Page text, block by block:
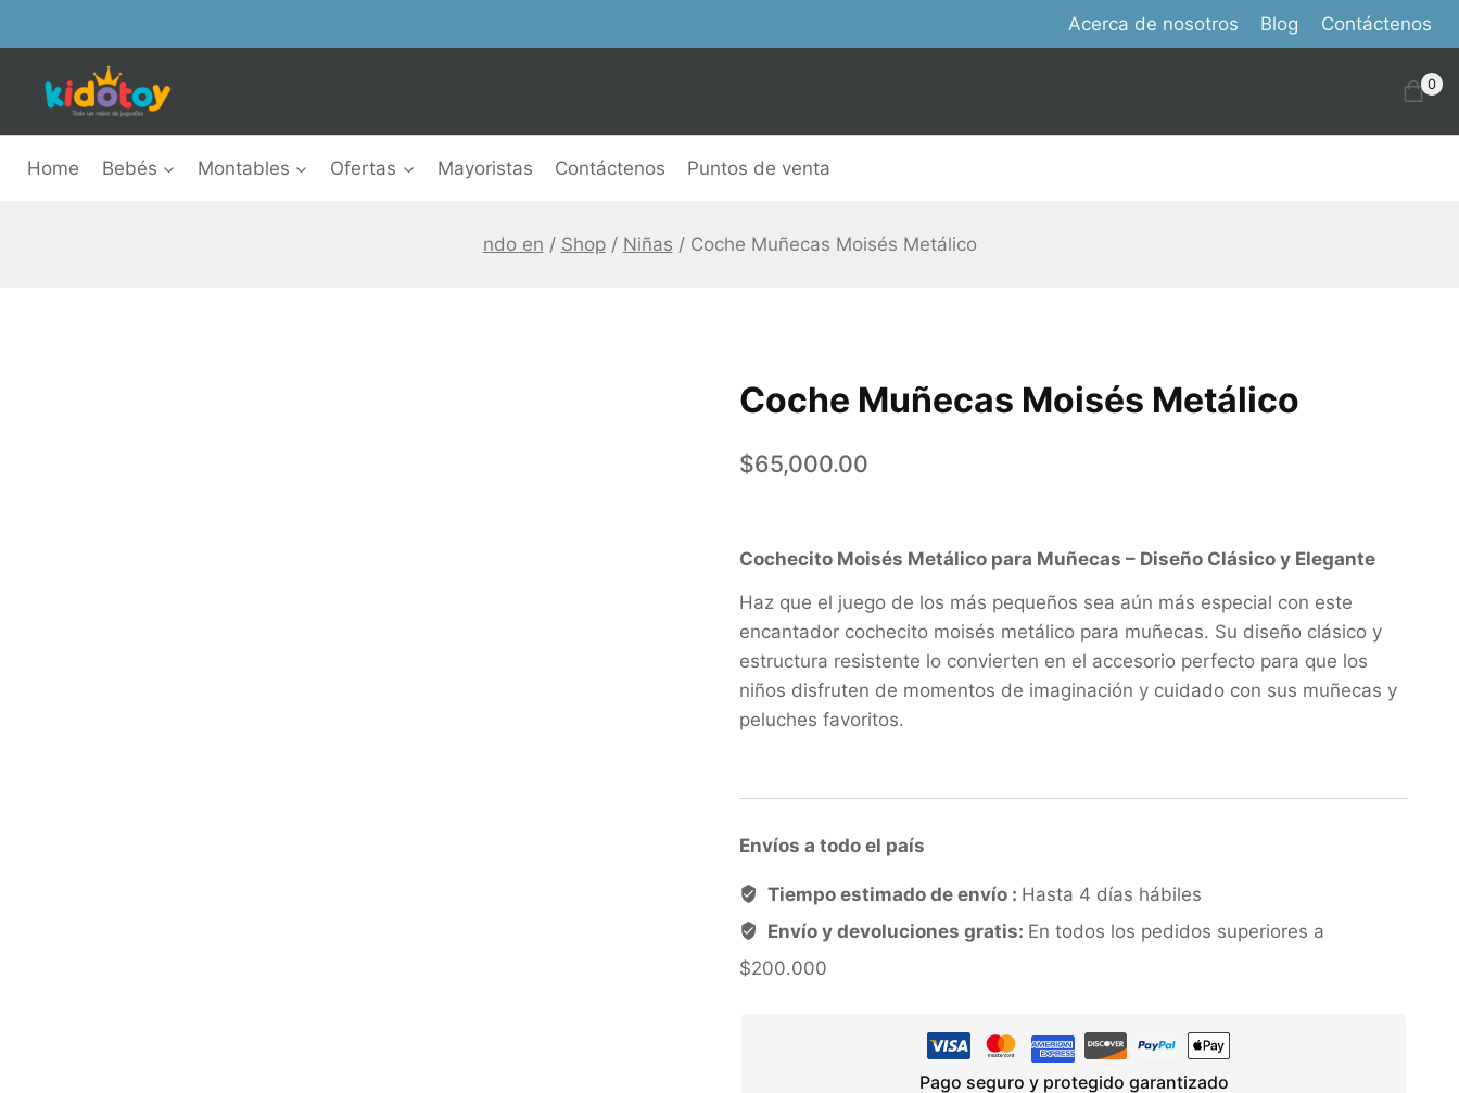
to
Acerca de nosotros Blog Contáctenos
0
Home Bebés Montables Ofertas Mayoristas Contáctenos Puntos de venta
ndo en / Shop / Niñas / Coche Muñecas Moisés Metálico
Coche Muñecas Moisés Metálico
$65,000.00
Cochecito Moisés Metálico para Muñecas – Diseño Clásico y Elegante
Haz que el juego de los más pequeños sea aún más especial con este
encantador cochecito moisés metálico para muñecas. Su diseño clásico y
estructura resistente lo convierten en el accesorio perfecto para que los
niños disfruten de momentos de imaginación y cuidado con sus muñecas y
peluches favoritos.
Envíos a todo el país
Tiempo estimado de envío : Hasta 4 días hábiles
Envío y devoluciones gratis: En todos los pedidos superiores a
$200.000
Pago seguro y protegido garantizado